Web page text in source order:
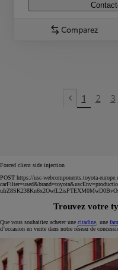
Comparez
Previous
1 2 3
Forced client side injection
POST https://usc-webcomponents.toyota-
Trouvez votre
Que vous souhaitiez acheter une citadine , une
d’occasion en vente dans notre réseau de